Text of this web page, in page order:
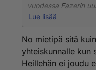
vuodessa Fazerin
10 vuotta ennen
Lue lisää
No mietipä sitä
yhteiskunnalle kun
Heillehän ei joudu